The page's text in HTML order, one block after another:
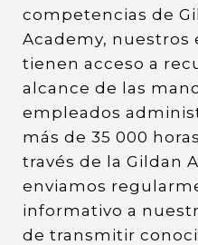
competencias de
Academy, nuestros
tienen acceso a
alcance de las
empleados
más de 35 000
través de la Gildan
enviamos
informativo a
de transmitir